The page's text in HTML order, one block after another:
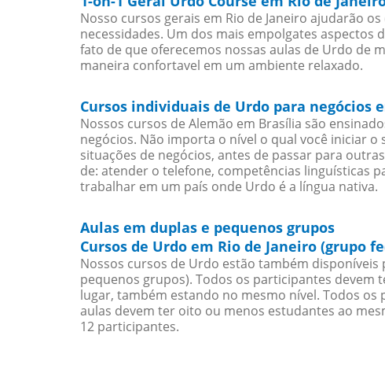
Nosso cursos gerais em Rio de Janeiro ajudarão
necessidades. Um dos mais empolgates
fato de que oferecemos nossas aulas de Urdo de
maneira confortavel em um ambiente relaxado.
Cursos individuais de Urdo para negócios
Nossos cursos de Alemão em Brasília são
negócios. Não importa o nível o qual você iniciar
situações de negócios, antes de passar para
de: atender o telefone, competências linguísticas
trabalhar em um país onde Urdo é a língua nativa.
Aulas em duplas e pequenos grupos
Cursos de Urdo em Rio de Janeiro (grupo
Nossos cursos de Urdo estão também
pequenos grupos). Todos os participantes devem
lugar, também estando no mesmo nível. Todos
aulas devem ter oito ou menos estudantes ao
12 participantes.